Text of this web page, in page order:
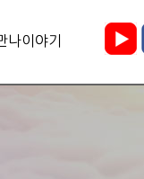
나이야기